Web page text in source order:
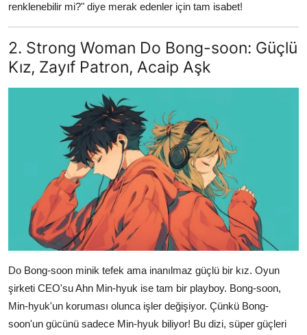
renklenebilir mi?" diye merak edenler için tam isabet!
2. Strong Woman Do Bong-soon: Güçlü
Kız, Zayıf Patron, Acaip Aşk
Do Bong-soon minik tefek ama inanılmaz güçlü bir kız. Oyun
şirketi CEO'su Ahn Min-hyuk ise tam bir playboy. Bong-soon,
Min-hyuk'un koruması olunca işler değişiyor. Çünkü Bong-
soon'un gücünü sadece Min-hyuk biliyor! Bu dizi, süper güçleri